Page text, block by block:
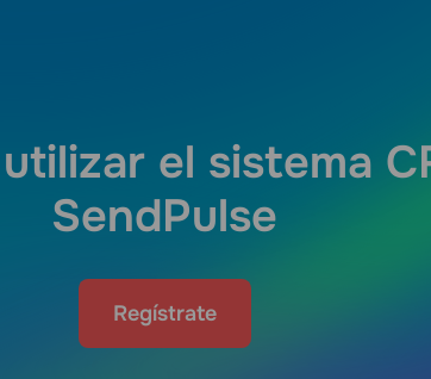
el sistema
SendPulse
Regístrate